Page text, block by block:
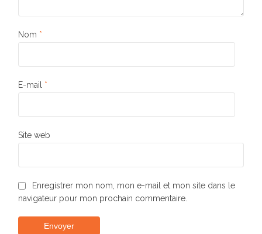
Nom *
E-mail *
Site web
Enregistrer mon nom, mon e-mail et mon site dans le
navigateur pour mon prochain commentaire.